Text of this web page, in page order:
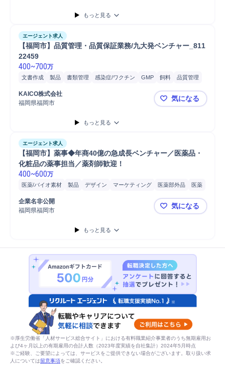
もっと見る
エージェント求人
【福岡市】品質管理・品質保証業務/九大発ベンチャー_811
22459
400~700万
文書作成 製品 書類管理 感染症/ワクチン GMP 飼料
品質管理
品質保証
医薬
医薬部外品品質管理
KAICO株式会社
福岡県福岡市
【福岡市】
気になる
もっと見る
エージェント求人
【福岡市】薬事◆年商40億の急成長ベンチャー／医薬品・
化粧品の薬事担当／薬剤師歓迎！
400~600万
医薬/バイオ素材 製品 デザイン マーケティング 医薬部外品
医薬
医療/ヘルスケア
企業名非公開
福岡県福岡市
【福岡市】
気になる
もっと見る
※厚生労働省「人材サービス総合サイト」における有料職業紹介事業者のうち無期雇用お
よび4ヶ月以上の有期雇用の合計人数（2023年度実績を自社集計）2024年5月時点
※ご経験、ご要望によっては、サービスをご提供できない場合がございます。取り扱い求
人については留意事項をご確認ください。